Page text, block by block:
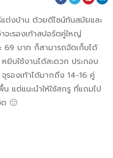
แต่งบ้าน ด้วยดีไซน์ทันสมัยและ
จะรองเท้าสปอร์ตคู่ใหญ่
69 บาท ก็สามารถจัดเก็บได้
ยิบใช้งานได้สะดวก ประกอบ
รองเท้าได้มากถึง 14-16 คู่
แต่แนะนำให้ใช้สกรู ที่แถมไป
🙂